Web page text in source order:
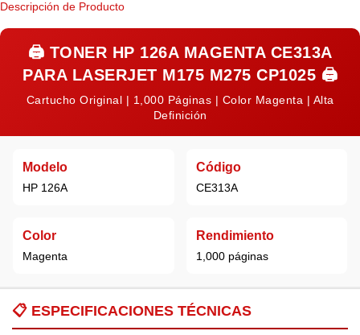
Descripción de Producto
🖨️ TONER HP 126A MAGENTA CE313A
PARA LASERJET M175 M275 CP1025 🖨️
Cartucho Original | 1,000 Páginas | Color Magenta | Alta
Definición
Modelo
HP 126A
Código
CE313A
Color
Magenta
Rendimiento
1,000 páginas
📋 ESPECIFICACIONES TÉCNICAS